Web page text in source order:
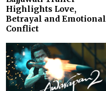
Highlights Love,
Betrayal and Emotional
Conflict